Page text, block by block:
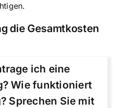
die Gesamtkosten
ich eine
Wie funktioniert
Sprechen Sie mit